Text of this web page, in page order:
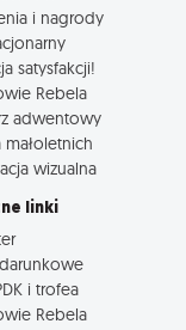
i nagrody
satysfakcji!
Rebela
adwentowy
wizualna
linki
i trofea
Rebela